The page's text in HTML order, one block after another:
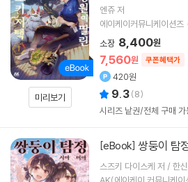
미리보기
엔쥬 저
에이케이커뮤니케이션즈
7,560원 쿠폰혜택가
소장 8,400원
420원
9.3(8)
시리즈 낱권/전체 구매 가
[eBook] 쌍둥이 탐
스즈키 다이스케 저 / 한